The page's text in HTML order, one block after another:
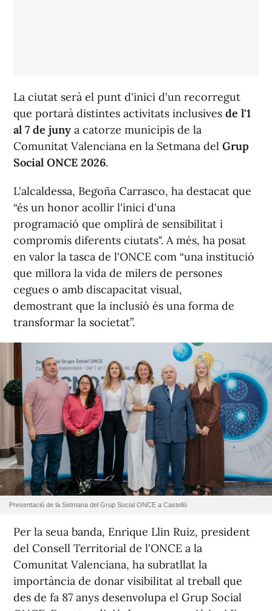
La ciutat serà el punt d'inici d'un recorregut
que portarà distintes activitats inclusives de l'1
al 7 de juny a catorze municipis de la
Comunitat Valenciana en la Setmana del Grup
Social ONCE 2026.
L'alcaldessa, Begoña Carrasco, ha destacat que
“és un honor acollir l'inici d'una
programació que omplirà de sensibilitat i
compromís diferents ciutats". A més, ha posat
en valor la tasca de l'ONCE com “una institució
que millora la vida de milers de persones
cegues o amb discapacitat visual,
demostrant que la inclusió és una forma de
transformar la societat”.
Presentació de la Setmana del Grup Social ONCE a Castelló
Per la seua banda, Enrique Llin Ruiz, president
del Consell Territorial de l'ONCE a la
Comunitat Valenciana, ha subratllat la
importància de donar visibilitat al treball que
des de fa 87 anys desenvolupa el Grup Social